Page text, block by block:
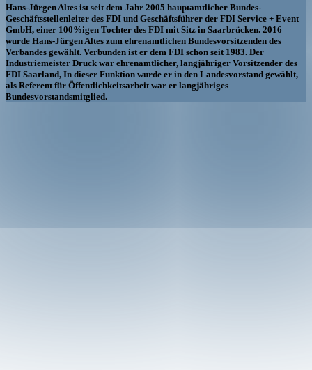
Hans-Jürgen Altes ist seit dem Jahr 2005 hauptamtlicher Bundes-
Geschäftsstellenleiter des FDI und Geschäftsführer der FDI Service + Event
GmbH, einer 100%igen Tochter des FDI mit Sitz in Saarbrücken. 2016
wurde Hans-Jürgen Altes zum ehrenamtlichen Bundesvorsitzenden des
Verbandes gewählt. Verbunden ist er dem FDI schon seit 1983. Der
Industriemeister Druck war ehrenamtlicher, langjähriger Vorsitzender des
FDI Saarland, In dieser Funktion wurde er in den Landesvorstand gewählt,
als Referent für Öffentlichkeitsarbeit war er langjähriges
Bundesvorstandsmitglied.